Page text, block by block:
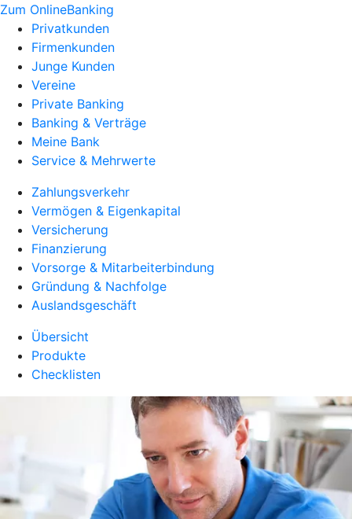
Zum OnlineBanking
Privatkunden
Firmenkunden
Junge Kunden
Vereine
Private Banking
Banking & Verträge
Meine Bank
Service & Mehrwerte
Zahlungsverkehr
Vermögen & Eigenkapital
Versicherung
Finanzierung
Vorsorge & Mitarbeiterbindung
Gründung & Nachfolge
Auslandsgeschäft
Übersicht
Produkte
Checklisten